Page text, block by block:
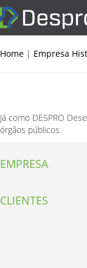
Home | Empresa
Já como DESPRO
órgãos públicos.
EMPRESA
CLIENTES